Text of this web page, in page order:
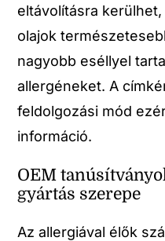
eltávolításra
olajok
nagyobb eséllyel
allergéneket. A
feldolgozási mód
információ.
OEM
gyártás szerepe
Az allergiával élők